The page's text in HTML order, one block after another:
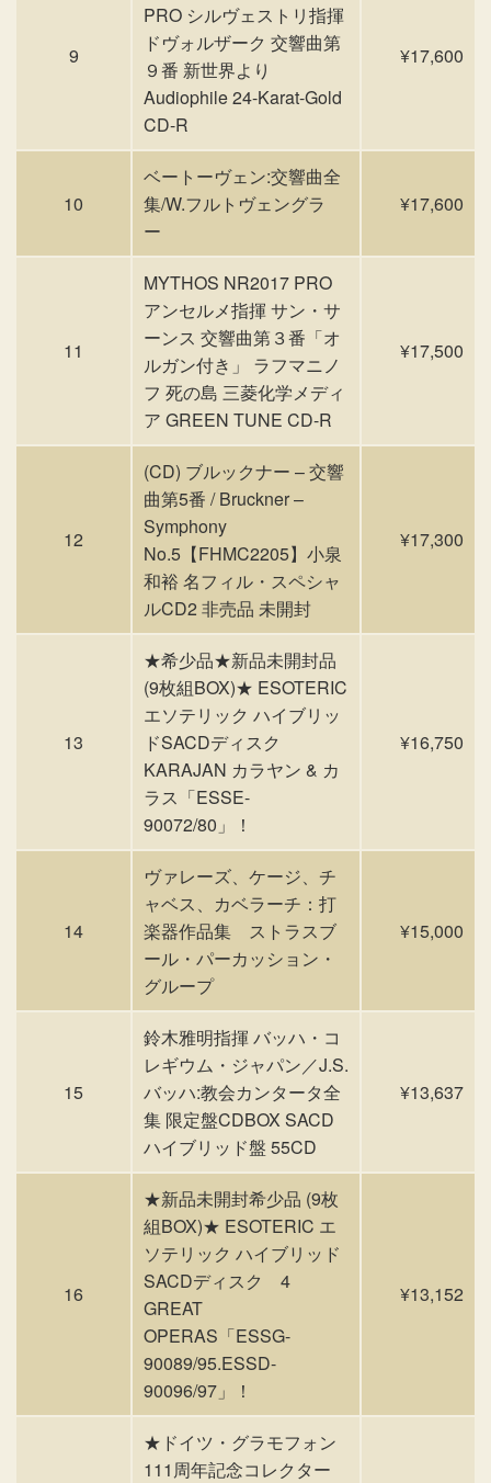
9
PRO シルヴェストリ指揮
ドヴォルザーク 交響曲第
９番 新世界より
Audiophile 24-Karat-Gold
CD-R
¥17,600
10
ベートーヴェン:交響曲全
集/W.フルトヴェングラ
ー
¥17,600
11
MYTHOS NR2017 PRO
アンセルメ指揮 サン・サ
ーンス 交響曲第３番「オ
ルガン付き」 ラフマニノ
フ 死の島 三菱化学メディ
ア GREEN TUNE CD-R
¥17,500
12
(CD) ブルックナー – 交響
曲第5番 / Bruckner –
Symphony
No.5【FHMC2205】小泉
和裕 名フィル・スペシャ
ルCD2 非売品 未開封
¥17,300
13
★希少品★新品未開封品
(9枚組BOX)★ ESOTERIC
エソテリック ハイブリッ
ドSACDディスク
KARAJAN カラヤン & カ
ラス「ESSE-
90072/80」！
¥16,750
14
ヴァレーズ、ケージ、チ
ャベス、カベラーチ：打
楽器作品集 ストラスブ
ール・パーカッション・
グループ
¥15,000
15
鈴木雅明指揮 バッハ・コ
レギウム・ジャパン／J.S.
バッハ:教会カンタータ全
集 限定盤CDBOX SACD
ハイブリッド盤 55CD
¥13,637
16
★新品未開封希少品 (9枚
組BOX)★ ESOTERIC エ
ソテリック ハイブリッド
SACDディスク 4
GREAT
OPERAS「ESSG-
90089/95.ESSD-
90096/97」！
¥13,152
★ドイツ・グラモフォン
111周年記念コレクター